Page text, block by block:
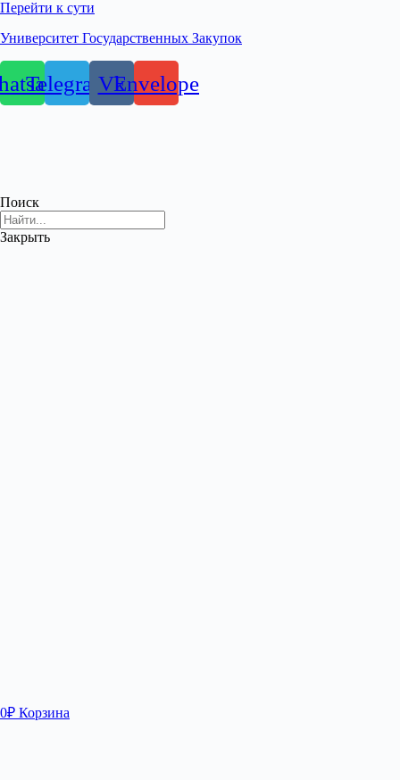
Перейти к сути
Университет Государственных Закупок
TelegramVkEnvelope
Поиск
Закрыть
0₽ Корзина